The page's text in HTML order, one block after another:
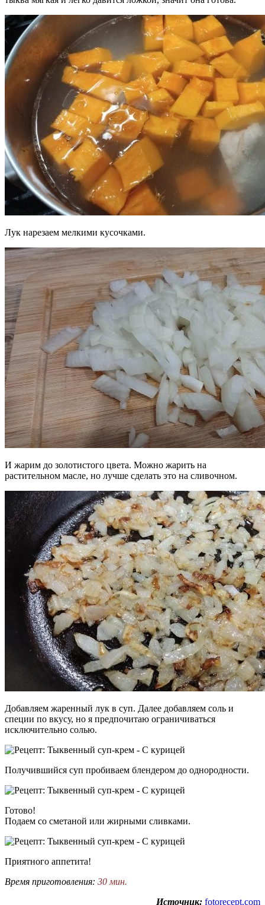
Лук нарезаем мелкими кусочками.
И жарим до золотистого цвета. Можно жарить на
растительном масле, но лучше сделать это на сливочном.
Добавляем жаренный лук в суп. Далее добавляем соль и
специи по вкусу, но я предпочитаю ограничиваться
исключительно солью.
Получившийся суп пробиваем блендером до однородности.
Готово!
Подаем со сметаной или жирными сливками.
Приятного аппетита!
Время приготовления: 30 мин.
Источник: fotorecept.com